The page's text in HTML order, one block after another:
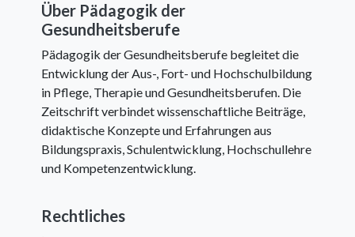
Über Pädagogik der
Gesundheitsberufe
Pädagogik der Gesundheitsberufe begleitet die
Entwicklung der Aus-, Fort- und Hochschulbildung
in Pflege, Therapie und Gesundheitsberufen. Die
Zeitschrift verbindet wissenschaftliche Beiträge,
didaktische Konzepte und Erfahrungen aus
Bildungspraxis, Schulentwicklung, Hochschullehre
und Kompetenzentwicklung.
Rechtliches